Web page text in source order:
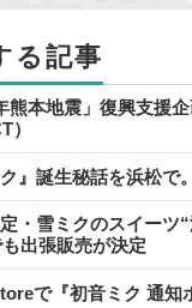
k
る記事
熊本地震」復興支援
）
ク』誕生秘話を浜松で
・雪ミクのスイーツ
出張販売が決定
で『初音ミク 通知